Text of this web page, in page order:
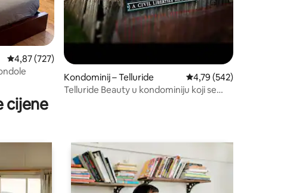
Prosječna ocjena: 4,87/5, recenzija: 727
4,87 (727)
Kondominij – Telluride Prosječna ocjena:
4,79 (542)
Telluride Beauty u kondominiju koji se
cijene